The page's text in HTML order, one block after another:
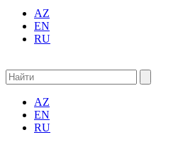
AZ
EN
RU
AZ
EN
RU